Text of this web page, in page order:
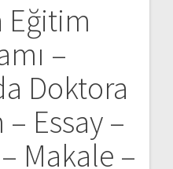
Eğitim
–
Doktora
Essay –
Makale –